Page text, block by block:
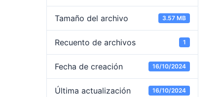
Tamaño del archivo 3.57 MB
Recuento de archivos 1
Fecha de creación 16/10/2024
Última actualización 16/10/2024